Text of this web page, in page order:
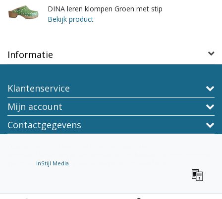
DINA leren klompen Groen met stip
Bekijk product
Informatie
Klantenservice
Mijn account
Contactgegevens
InStijl Media